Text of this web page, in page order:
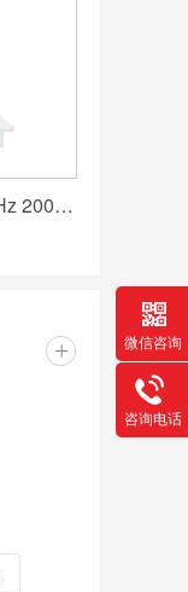
灵高超声波塑料焊接机 20kHz 2000/3000W K3000 Pro
+ 微信咨询
咨询电话